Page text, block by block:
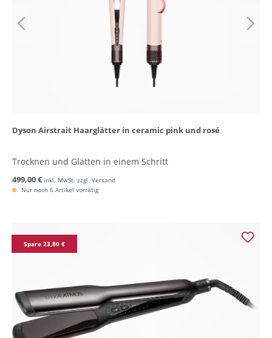
Dyson Airstrait Haarglätter in ceramic pink und rosé
Trocknen und Glätten in einem Schritt
499,00 € inkl. MwSt. zzgl. Versand
Nur noch 6 Artikel vorrätig
Spare 23,80 €